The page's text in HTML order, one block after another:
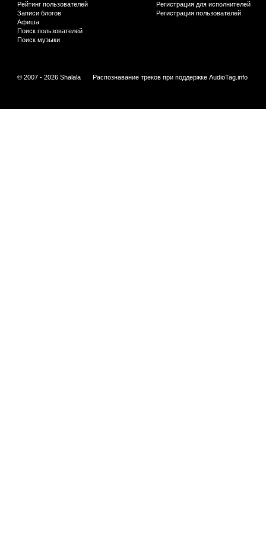
Рейтинг пользователей
Записи блогов
Афиша
Поиск пользователей
Поиск музыки
Регистрация для исполнителей
Регистрация пользователей
© 2007 - 2026 Shalala Распознавание треков при поддержке AudioTag.info